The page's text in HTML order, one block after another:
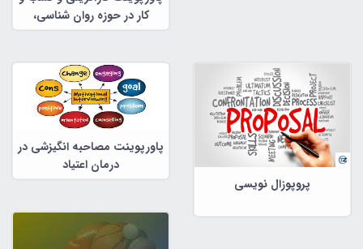
کار در حوزه روان شناسی،
مشاوره و علوم تربیتی
پروپوزال نویسی
پاورپوینت مصاحبه انگیزشی در
درمان اعتیاد